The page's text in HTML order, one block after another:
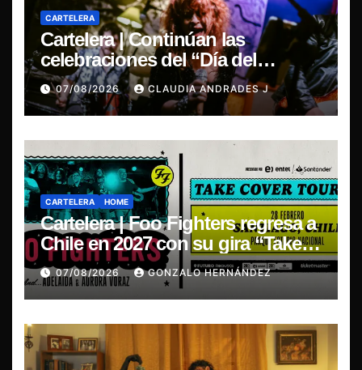
CARTELERA
Cartelera | Continúan las
celebraciones del “Día del
Blues”, La Rox se presentará este
sábado en Concepción
07/08/2026 CLAUDIA ANDRADES J
CARTELERA HOME
Cartelera | Foo Fighters regresa a
Chile en 2027 con su gira “Take
Cover Tour 2027”
07/08/2026 GONZALO HERNÁNDEZ